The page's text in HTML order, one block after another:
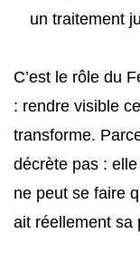
un traitement
C’est le rôle du
: rendre visible
transforme.
décrète pas :
ne peut se faire
ait réellement sa